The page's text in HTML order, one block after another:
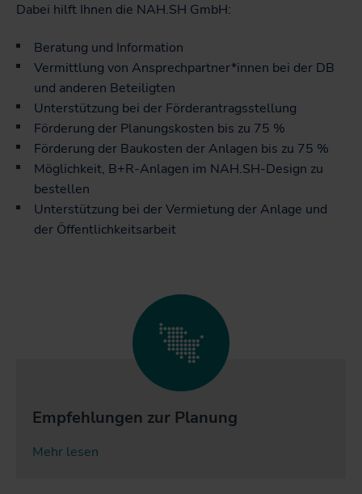
Dabei hilft Ihnen die NAH.SH GmbH:
Beratung und Information
Vermittlung von Ansprechpartner*innen bei der DB
und anderen Beteiligten
Unterstützung bei der Förderantragsstellung
Förderung der Planungskosten bis zu 75 %
Förderung der Baukosten der Anlagen bis zu 75 %
Möglichkeit, B+R-Anlagen im NAH.SH-Design zu
bestellen
Unterstützung bei der Vermietung der Anlage und
der Öffentlichkeitsarbeit
Empfehlungen zur Planung
Mehr lesen